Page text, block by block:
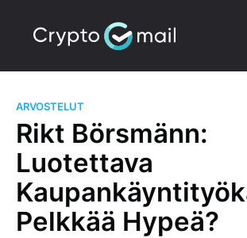
ARVOSTELUT
Rikt Börsmänn:
Luotettava
Pelkkää Hypeä?